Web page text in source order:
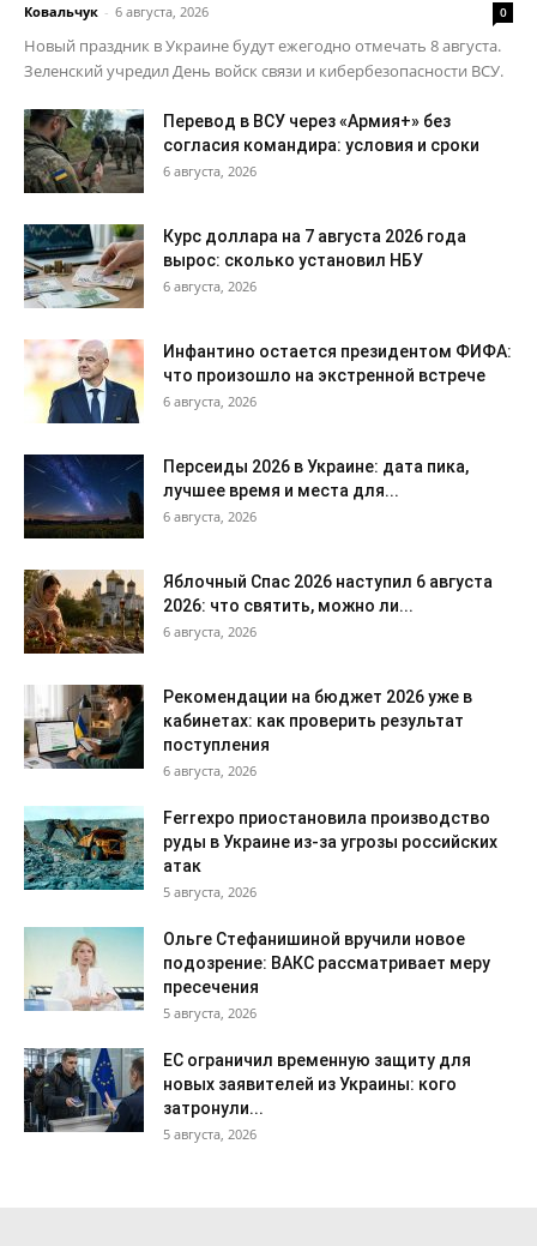
Ковальчук - 6 августа, 2026 0
Новый праздник в Украине будут ежегодно отмечать 8 августа.
Зеленский учредил День войск связи и кибербезопасности ВСУ.
Перевод в ВСУ через «Армия+» без
согласия командира: условия и сроки
6 августа, 2026
Курс доллара на 7 августа 2026 года
вырос: сколько установил НБУ
6 августа, 2026
Инфантино остается президентом ФИФА:
что произошло на экстренной встрече
6 августа, 2026
Персеиды 2026 в Украине: дата пика,
лучшее время и места для...
6 августа, 2026
Яблочный Спас 2026 наступил 6 августа
2026: что святить, можно ли...
6 августа, 2026
Рекомендации на бюджет 2026 уже в
кабинетах: как проверить результат
поступления
6 августа, 2026
Ferrexpo приостановила производство
руды в Украине из-за угрозы российских
атак
5 августа, 2026
Ольге Стефанишиной вручили новое
подозрение: ВАКС рассматривает меру
пресечения
5 августа, 2026
ЕС ограничил временную защиту для
новых заявителей из Украины: кого
затронули...
5 августа, 2026